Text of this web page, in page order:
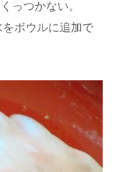
っつかない。
ボウルに追加で